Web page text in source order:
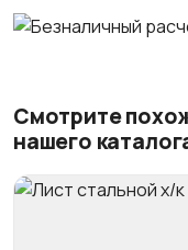
Смотрите
нашего